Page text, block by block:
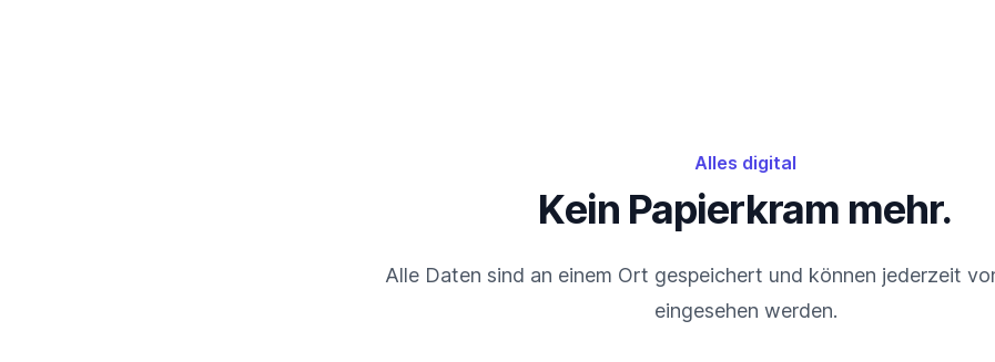
Alles digital
Kein Papierkram mehr.
Alle Daten sind an einem Ort gespeichert und können jederzeit
eingesehen werden.